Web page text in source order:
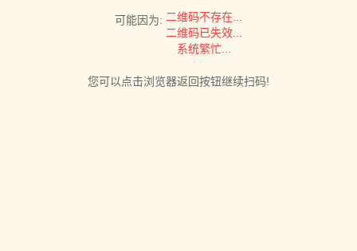
可能因为: 二维码不存在...
二维码已失效...
系统繁忙...
您可以点击浏览器返回按钮继续扫码!